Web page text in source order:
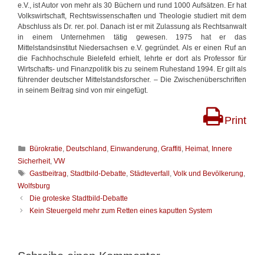
e.V., ist Autor von mehr als 30 Büchern und rund 1000 Aufsätzen. Er hat
Volkswirtschaft, Rechtswissenschaften und Theologie studiert mit dem
Abschluss als Dr. rer. pol. Danach ist er mit Zulassung als Rechtsanwalt
in einem Unternehmen tätig gewesen. 1975 hat er das
Mittelstandsinstitut Niedersachsen e.V. gegründet. Als er einen Ruf an
die Fachhochschule Bielefeld erhielt, lehrte er dort als Professor für
Wirtschafts- und Finanzpolitik bis zu seinem Ruhestand 1994. Er gilt als
führender deutscher Mittelstandsforscher. – Die Zwischenüberschriften
in seinem Beitrag sind von mir eingefügt.
Print
K
a
t
g
o
r
Bürokratie, Deutschland , Einwanderung,Graffiti, Heimat, Innere
Sicherheit, VW
S
c
h
a
Gastbeitrag,Stadtbild-Debatte,Städteverfall ,Volk und Bevölkerung,
Wolfsburg
B
e
a
Die groteske Stadtbild-Debatte
Kein Steuergeld mehr zum Retten eines kaputten System